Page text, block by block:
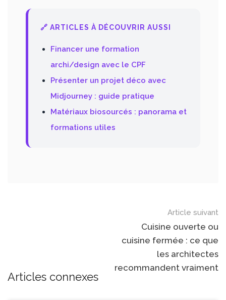
🔗 ARTICLES À DÉCOUVRIR AUSSI
Financer une formation
archi/design avec le CPF
Présenter un projet déco avec
Midjourney : guide pratique
Matériaux biosourcés : panorama et
formations utiles
Article suivant
Cuisine ouverte ou
cuisine fermée : ce que
les architectes
recommandent vraiment
Articles connexes